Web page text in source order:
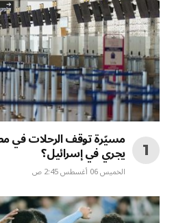
مسيّرة توقف الرحلات في
يجري في إسرائيل؟
الخميس 06 أغسطس 2:45 ص